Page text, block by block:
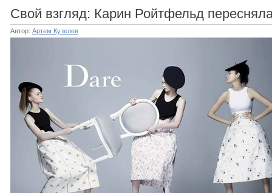
Свой взгляд: Карин Ройтфельд
Автор: Артем Кузелев